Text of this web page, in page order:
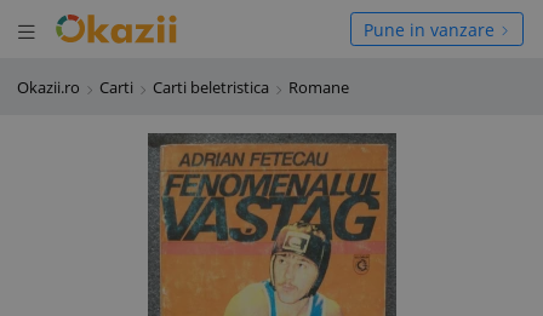
Deschide meniul
meniul Pune in vanzare
Okazii.ro Carti Carti beletristica Romane